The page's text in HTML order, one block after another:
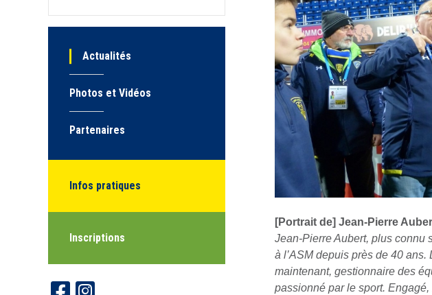
Actualités
Photos et Vidéos
Partenaires
Infos pratiques
Inscriptions
[Portrait de] Jean-Pierre
Jean-Pierre Aubert, plus connu
à l’ASM depuis près de 40 ans.
maintenant, gestionnaire des
passionné par le sport.